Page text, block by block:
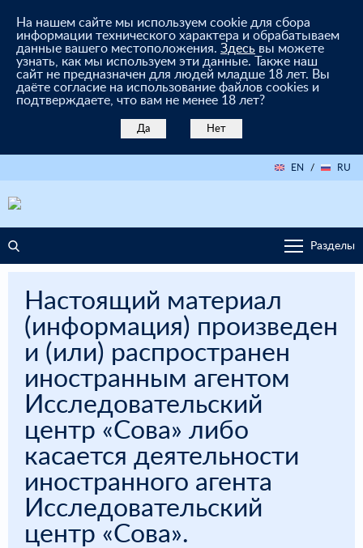
На нашем сайте мы используем cookie для сбора
информации технического характера и обрабатываем
данные вашего местоположения. Здесь вы можете
узнать, как мы используем эти данные. Также наш
сайт не предназначен для людей младше 18 лет. Вы
даёте согласие на использование файлов cookies и
подтверждаете, что вам не менее 18 лет?
Да Нет
EN / RU
Разделы
Настоящий материал
(информация) произведен
и (или) распространен
иностранным агентом
Исследовательский
центр «Сова» либо
касается деятельности
иностранного агента
Исследовательский
центр «Сова».